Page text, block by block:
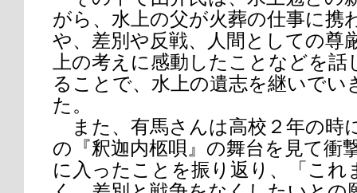
がら、水上の父が火葬の仕事に携
や、差別や反戦、人間としての尊
上の考えに感動したことなどを話
ることで、水上の遺志を継いでい
た。
また、有馬さんは高校２年の時
の『釈迦内柩唄』の舞台を見て衝
に入ったことを振り返り、「これ